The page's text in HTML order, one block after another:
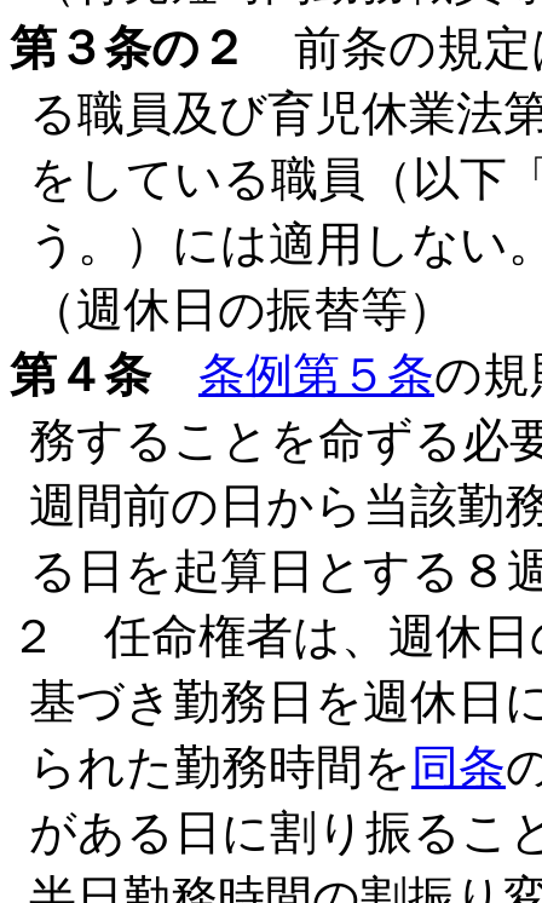
第３条の２
前条の規定
る職員及び育児休業法
をしている職員（以下
う。）には適用しない
（週休日の振替等）
第４条
条例第５条の
務することを命ずる必
週間前の日から当該勤
る日を起算日とする８
２ 任命権者は、週休日
基づき勤務日を週休日
られた勤務時間を 同条
がある日に割り振るこ